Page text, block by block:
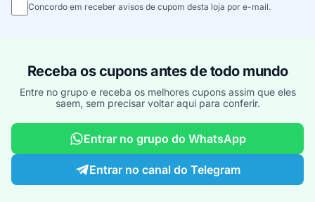
Concordo em receber avisos de cupom desta loja por e-mail.
Receba os cupons antes de todo mundo
Entre no grupo e receba os melhores cupons assim que eles
saem, sem precisar voltar aqui para conferir.
Entrar no grupo do WhatsApp
Entrar no canal do Telegram